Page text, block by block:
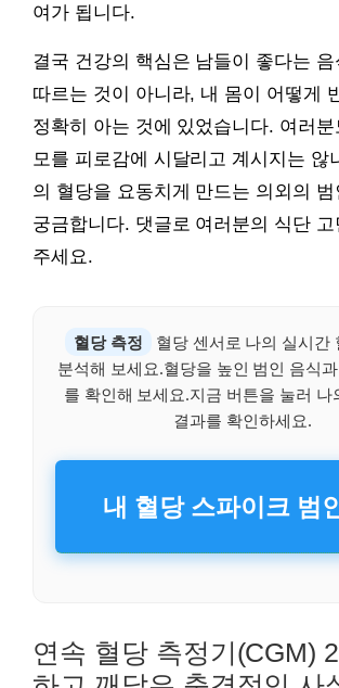
여가 됩니다.
결국 건강의 핵심은 남들이 좋다는 음
따르는 것이 아니라, 내 몸이 어떻게
정확히 아는 것에 있었습니다. 여러
모를 피로감에 시달리고 계시지는 않
의 혈당을 요동치게 만드는 의외의 범
궁금합니다. 댓글로 여러분의 식단 고
주세요.
혈당 측정
혈당 센서로 나의 실시간
분석해 보세요.혈당을 높인 범인 음식
를 확인해 보세요.지금 버튼을 눌러 나
결과를 확인하세요.
내 혈당 스파이크 범
연속 혈당 측정기(CGM)